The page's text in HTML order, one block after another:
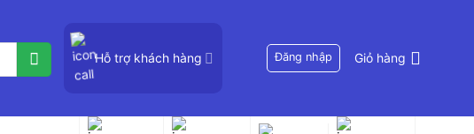
Hỗ trợ khách hàng Đăng nhập Giỏ hàng